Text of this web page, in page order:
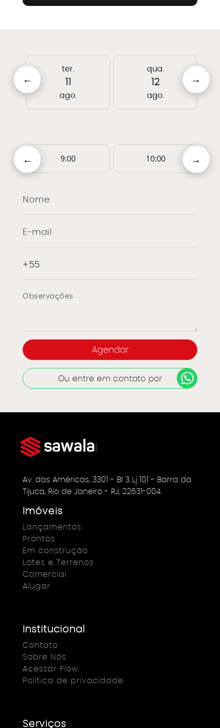
ter.
ago.
qua.
12
ago.
9:00 10:00
Ou entre em contato por
Av. das Américas, 3301 - Bl 3 Lj 101 - Barra da
Tijuca, Rio de Janeiro - RJ, 22631-004
Imóveis
Lançamentos
Prontos
Em construção
Lotes e Terrenos
Comercial
Alugar
Institucional
Contato
Sobre Nós
Acessar Flow
Política de privacidade
Serviços